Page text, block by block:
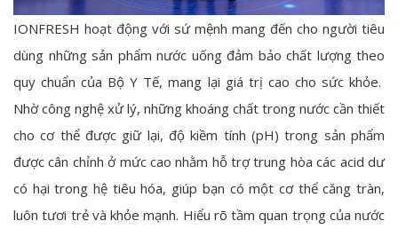
IONFRESH hoạt động với sứ mệnh mang đến cho người tiêu
dùng những sản phẩm nước uống đảm bảo chất lượng theo
quy chuẩn của Bộ Y Tế, mang lại giá trị cao cho sức khỏe.
Nhờ công nghệ xử lý, những khoáng chất trong nước cần thiết
cho cơ thể được giữ lại, độ kiềm tính (pH) trong sản phẩm
được cân chỉnh ở mức cao nhằm hỗ trợ trung hòa các acid dư
có hại trong hệ tiêu hóa, giúp bạn có một cơ thể căng tràn,
luôn tươi trẻ và khỏe mạnh. Hiểu rõ tầm quan trọng của nước